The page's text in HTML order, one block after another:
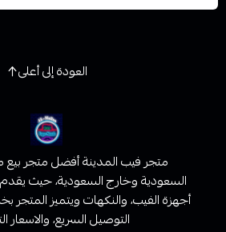
العودة إلى أعلى
متجر فيب المدينة أفضل متجر بيع
السعودية وخارج السعودية، حيث
أجهزة الفيب، والنكهات ويتميز المتجر
التوصيل السريع، والاسعار